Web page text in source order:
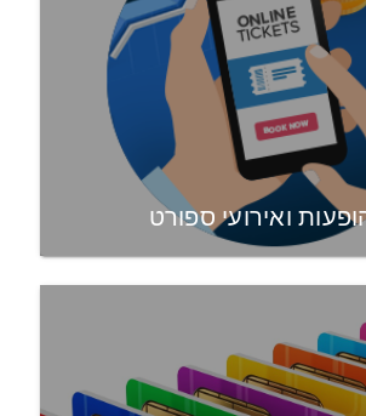
ואירועי ספורט